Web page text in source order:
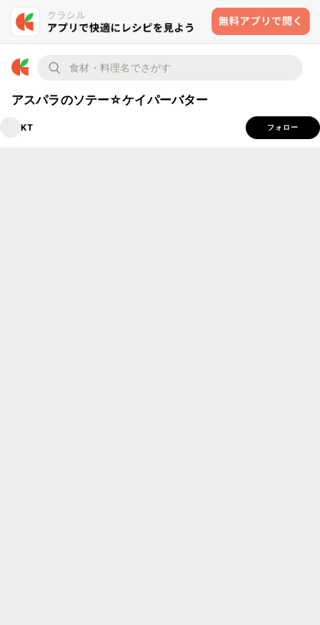
アスパラのソテー☆ケイパーバター
KT フォロー